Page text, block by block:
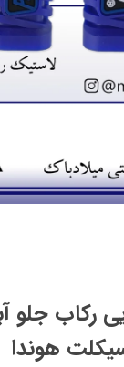
رکاب جلو
هوندا